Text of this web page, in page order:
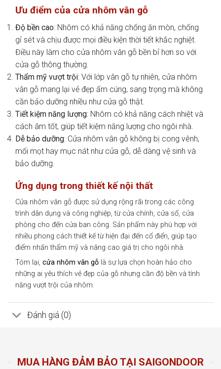
Ưu điểm của cửa nhôm vân gỗ
Độ bền cao: Nhôm có khả năng chống ăn mòn, chống
gỉ sét và chịu được mọi điều kiện thời tiết khắc nghiệt.
Điều này làm cho cửa nhôm vân gỗ bền bỉ hơn so với
cửa gỗ thông thường.
Thẩm mỹ vượt trội: Với lớp vân gỗ tự nhiên, cửa nhôm
vân gỗ mang lại vẻ đẹp ấm cúng, sang trọng mà không
cần bảo dưỡng nhiều như cửa gỗ thật.
Tiết kiệm năng lượng: Nhôm có khả năng cách nhiệt và
cách âm tốt, giúp tiết kiệm năng lượng cho ngôi nhà.
Dễ bảo dưỡng: Cửa nhôm vân gỗ không bị cong vênh,
mối mọt hay mục nát như cửa gỗ, dễ dàng vệ sinh và
bảo dưỡng.
Ứng dụng trong thiết kế nội thất
Cửa nhôm vân gỗ được sử dụng rộng rãi trong các công
trình dân dụng và công nghiệp, từ cửa chính, cửa sổ, cửa
phòng cho đến cửa ban công. Sản phẩm này phù hợp với
nhiều phong cách thiết kế từ hiện đại đến cổ điển, giúp tạo
điểm nhấn thẩm mỹ và nâng cao giá trị cho ngôi nhà.
Tóm lại, cửa nhôm vân gỗ là sự lựa chọn hoàn hảo cho
những ai yêu thích vẻ đẹp của gỗ nhưng cần độ bền và tính
năng vượt trội của nhôm.
Đánh giá (0)
MUA HÀNG ĐẢM BẢO TẠI SAIGONDOOR